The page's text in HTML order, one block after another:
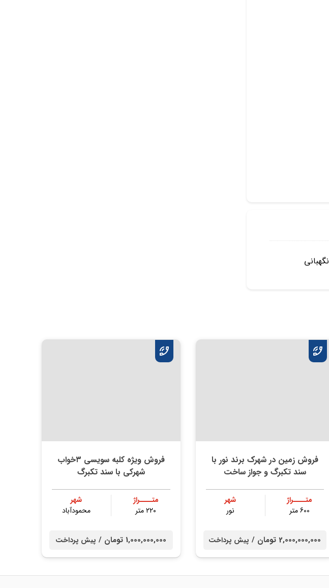
نگهبانی
فروش زمین در شهرک برند نور با
سند تکبرگ و جواز ساخت
متــــراژ
600 متر
شهر
نور
2,000,000,000 تومان / پیش پرداخت
فروش ویژه کلبه سویسی ۳خواب
شهرکی با سند تکبرگ
متــــراژ
۲۲۰ متر
شهر
محمودآباد
1,000,000,000 تومان / پیش پرداخت